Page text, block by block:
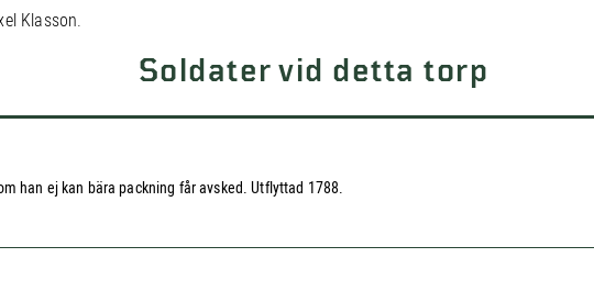
Klasson.
Soldater vid detta torp
han ej kan bära packning får avsked. Utflyttad 1788.